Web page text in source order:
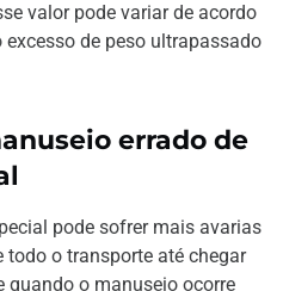
valor pode variar de acordo
de peso ultrapassado
errado de
pode sofrer mais avarias
o transporte até chegar
quando o manuseio ocorre